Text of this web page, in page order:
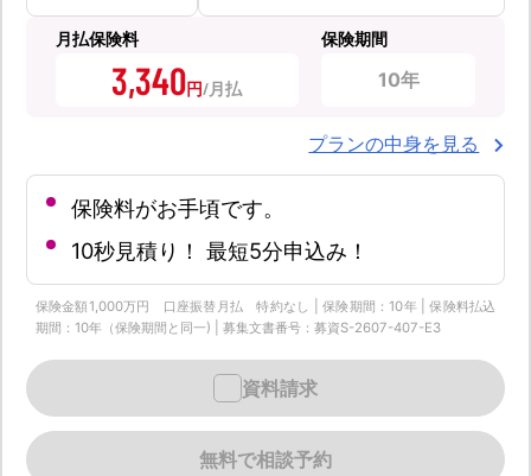
月払保険料
3,340円
保険期間
10年
プランの中身を見る
保険料がお手頃です。
10秒見積り！ 最短5分申込み！
保険金額1,000万円 口座振替月払 特約なし | 保険期間：10年 | 保険料払込
期間：10年（保険期間と同一) | 募集文書番号：募資S-2607-407-E3
無料で相談予約
資料請求